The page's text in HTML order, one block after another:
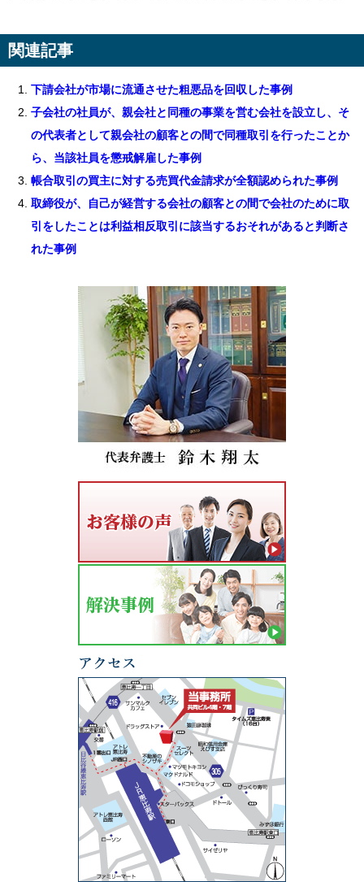
関連記事
下請会社が市場に流通させた粗悪品を回収した事例
子会社の社員が、親会社と同種の事業を営む会社を設立し、そ
の代表者として親会社の顧客との間で同種取引を行ったことか
ら、当該社員を懲戒解雇した事例
帳合取引の買主に対する売買代金請求が全額認められた事例
取締役が、自己が経営する会社の顧客との間で会社のために取
引をしたことは利益相反取引に該当するおそれがあると判断さ
れた事例